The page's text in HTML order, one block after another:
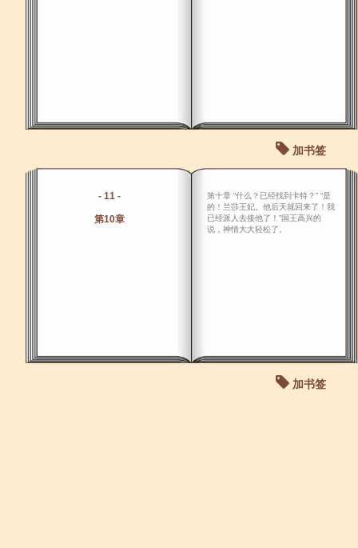
加书签
- 11 -
第10章
第十章 “什么？已经找到卡特？” “是
的！兰莎王妃。他后天就回来了！我
已经派人去接他了！”国王高兴的
说，神情大大轻松了。
加书签